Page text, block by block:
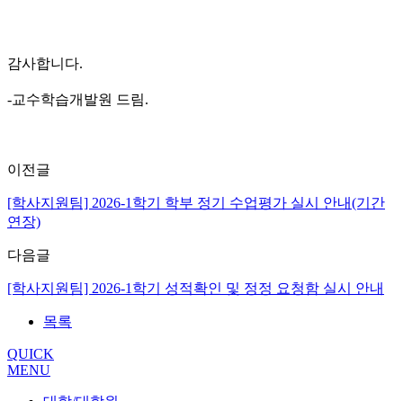
감사합니다.
-교수학습개발원 드림.
이전글
[학사지원팀] 2026-1학기 학부 정기 수업평가 실시 안내(기간
연장)
다음글
[학사지원팀] 2026-1학기 성적확인 및 정정 요청함 실시 안내
목록
QUICK
MENU